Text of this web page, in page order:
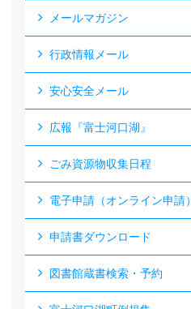
メールマガジン
行政情報メール
安心安全メール
広報『富士河口湖』
ごみ資源物収集日程
電子申請（オンライン申請）
申請書ダウンロード
図書館蔵書検索・予約